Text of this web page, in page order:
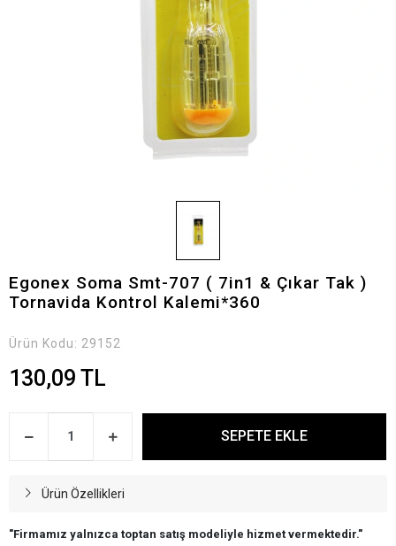
Egonex Soma Smt-707 ( 7in1 & Çıkar Tak )
Tornavida Kontrol Kalemi*360
Ürün Kodu: 29152
130,09 TL
SEPETE EKLE
Ürün Özellikleri
"Firmamız yalnızca toptan satış modeliyle hizmet vermektedir."